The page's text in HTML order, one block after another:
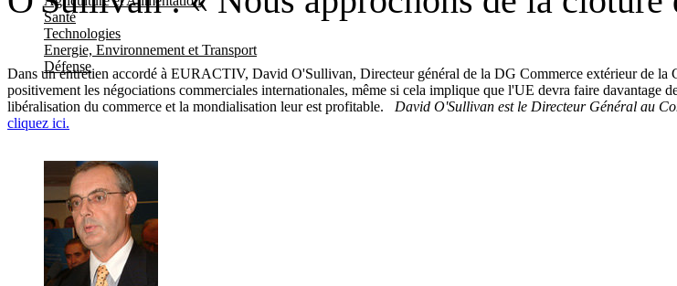
Santé
Technologies
Energie, Environnement et Transport
Défense
Dans un entretien accordé à EURACTIV, David O'Sullivan, Directeur général de la DG Commerce extérieur de la
positivement les négociations commerciales internationales, même si cela implique que l'UE devra faire davantage
libéralisation du commerce et la mondialisation leur est profitable. David O'Sullivan est le Directeur Général au
cliquez ici.